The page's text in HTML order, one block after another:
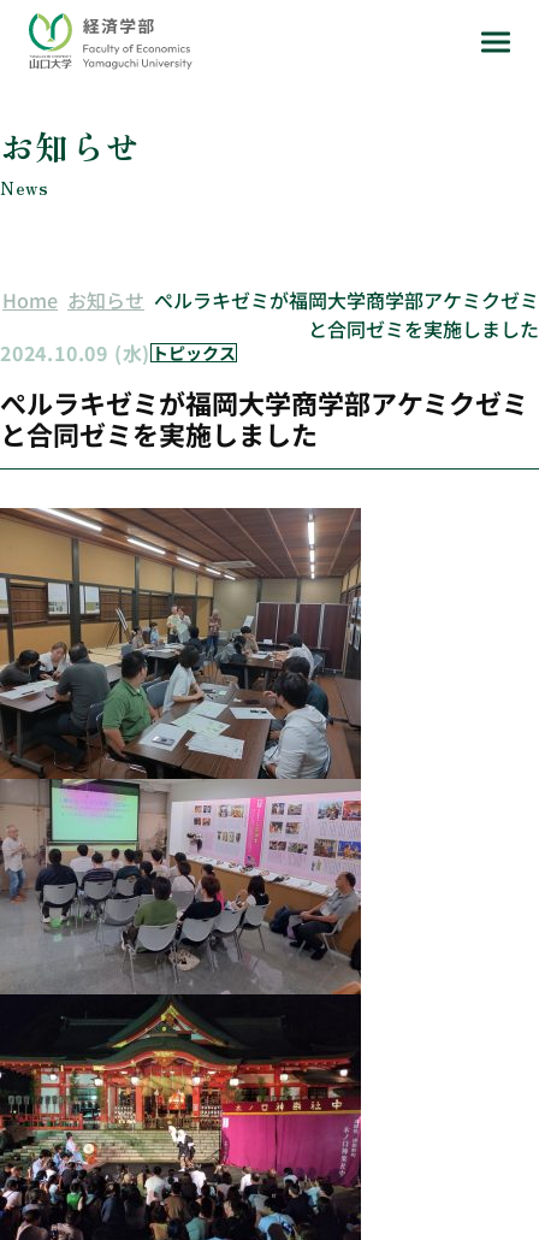
お知らせ
News
Home お知らせ ぺルラキゼミが福岡大学商学部アケミクゼミ
と合同ゼミを実施しました
2024.10.09 (水) トピックス
ぺルラキゼミが福岡大学商学部アケミクゼミ
と合同ゼミを実施しました